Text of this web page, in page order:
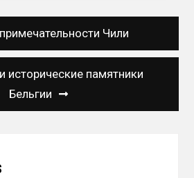
Чили
исторические памятники
Бельгии